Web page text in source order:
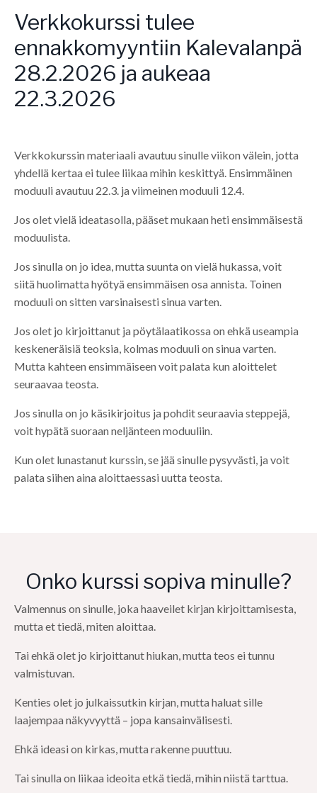
Verkkokurssi tulee
ennakkomyyntiin
28.2.2026 ja aukeaa
22.3.2026
Verkkokurssin materiaali avautuu sinulle viikon välein, jotta
yhdellä kertaa ei tulee liikaa mihin keskittyä. Ensimmäinen
moduuli avautuu 22.3. ja viimeinen moduuli 12.4.
Jos olet vielä ideatasolla, pääset mukaan heti ensimmäisestä
moduulista.
Jos sinulla on jo idea, mutta suunta on vielä hukassa, voit
siitä huolimatta hyötyä ensimmäisen osa annista. Toinen
moduuli on sitten varsinaisesti sinua varten.
Jos olet jo kirjoittanut ja pöytälaatikossa on ehkä useampia
keskeneräisiä teoksia, kolmas moduuli on sinua varten.
Mutta kahteen ensimmäiseen voit palata kun aloittelet
seuraavaa teosta.
Jos sinulla on jo käsikirjoitus ja pohdit seuraavia steppejä,
voit hypätä suoraan neljänteen moduuliin.
Kun olet lunastanut kurssin, se jää sinulle pysyvästi, ja voit
palata siihen aina aloittaessasi uutta teosta.
Onko kurssi sopiva minulle?
Valmennus on sinulle, joka haaveilet kirjan kirjoittamisesta,
mutta et tiedä, miten aloittaa.
Tai ehkä olet jo kirjoittanut hiukan, mutta teos ei tunnu
valmistuvan.
Kenties olet jo julkaissutkin kirjan, mutta haluat sille
laajempaa näkyvyyttä – jopa kansainvälisesti.
Ehkä ideasi on kirkas, mutta rakenne puuttuu.
Tai sinulla on liikaa ideoita etkä tiedä, mihin niistä tarttua.